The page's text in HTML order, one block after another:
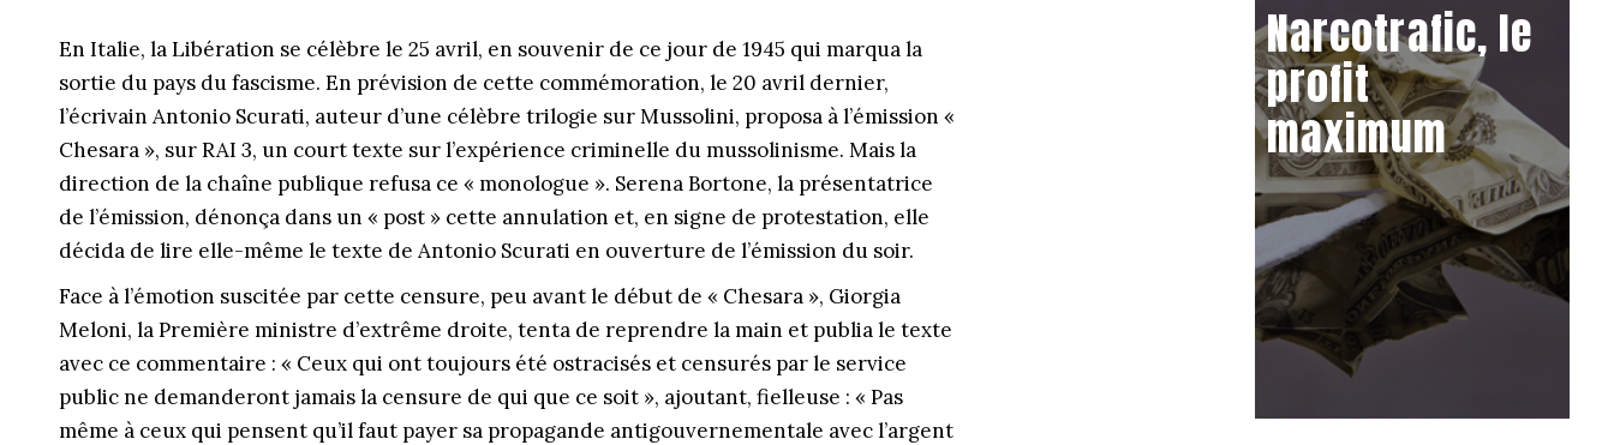
En Italie, la Libération se célèbre le 25 avril, en souvenir de ce jour de 1945 qui marqua la
sortie du pays du fascisme. En prévision de cette commémoration, le 20 avril dernier,
l’écrivain Antonio Scurati, auteur d’une célèbre trilogie sur Mussolini, proposa à l’émission «
Chesara », sur RAI 3, un court texte sur l’expérience criminelle du mussolinisme. Mais la
direction de la chaîne publique refusa ce « monologue ». Serena Bortone, la présentatrice
de l’émission, dénonça dans un « post » cette annulation et, en signe de protestation, elle
décida de lire elle-même le texte de Antonio Scurati en ouverture de l’émission du soir.
Face à l’émotion suscitée par cette censure, peu avant le début de « Chesara », Giorgia
Meloni, la Première ministre d’extrême droite, tenta de reprendre la main et publia le texte
avec ce commentaire : « Ceux qui ont toujours été ostracisés et censurés par le service
public ne demanderont jamais la censure de qui que ce soit », ajoutant, fielleuse : « Pas
même à ceux qui pensent qu’il faut payer sa propagande antigouvernementale avec l’argent
Narcotrafic, le
profit
maximum